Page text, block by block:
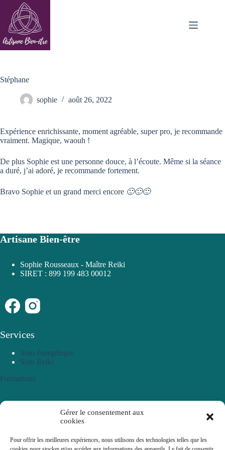
Gérer le consentement aux
cookies
Pour offrir les meilleures expériences, nous utilisons des technologies telles que les
contenu
Stéphane
sophie août 26, 2022
Expérience enrichissante, moment agréable, super pro, je recommande
vraiment. Magique, waouh !
De plus Sophie est une personne douce, à l’écoute. Même si la séance
a duré, j’ai adoré, je recommande fortement.
Bravo Sophie et un grand merci encore 🙂🙂🙂
Artisane Bien-être
Sophie Rousseaux - Maître Reiki
SIRET : 899 199 483 00012
Services
Soin énergétique
Soin Reiki
Formations
Formation Bases de l'énergétique
Formation Pendule
Formation Reiki